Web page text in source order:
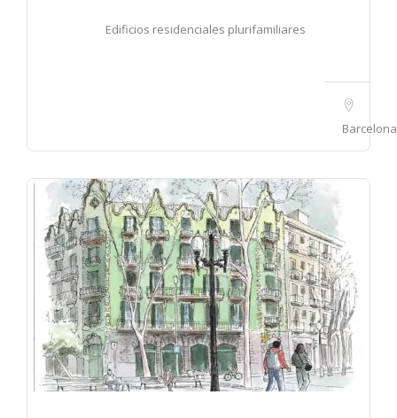
Edificios residenciales plurifamiliares
Barcelona